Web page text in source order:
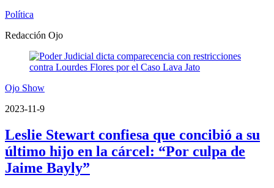
Política
Redacción Ojo
Ojo Show
2023-11-9
Leslie Stewart confiesa que concibió a su
último hijo en la cárcel: “Por culpa de
Jaime Bayly”